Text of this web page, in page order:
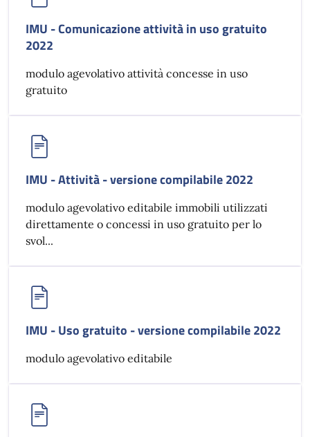
IMU - Comunicazione attività in uso gratuito
2022
modulo agevolativo attività concesse in uso
gratuito
IMU - Attività - versione compilabile 2022
modulo agevolativo editabile immobili utilizzati
direttamente o concessi in uso gratuito per lo
svol...
IMU - Uso gratuito - versione compilabile 2022
modulo agevolativo editabile